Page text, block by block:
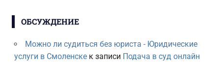
ОБСУЖДЕНИЕ
Можно ли судиться без юриста - Юридические
услуги в Смоленскек записи Подача в суд онлайн